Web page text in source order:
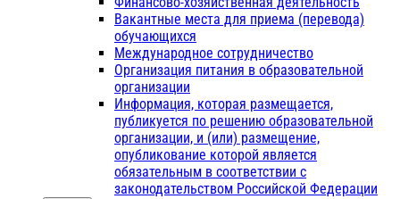
Вакантные места для приема (перевода)
обучающихся
Международное сотрудничество
Организация питания в образовательной
организации
Информация, которая размещается,
публикуется по решению образовательной
организации, и (или) размещение,
опубликование которой является
обязательным в соответствии с
законодательством Российской Федерации